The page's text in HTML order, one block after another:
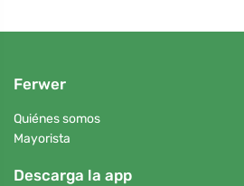
Ferwer
Quiénes somos
Mayorista
Descarga la app